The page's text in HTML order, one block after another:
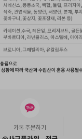
카톡 주문하기